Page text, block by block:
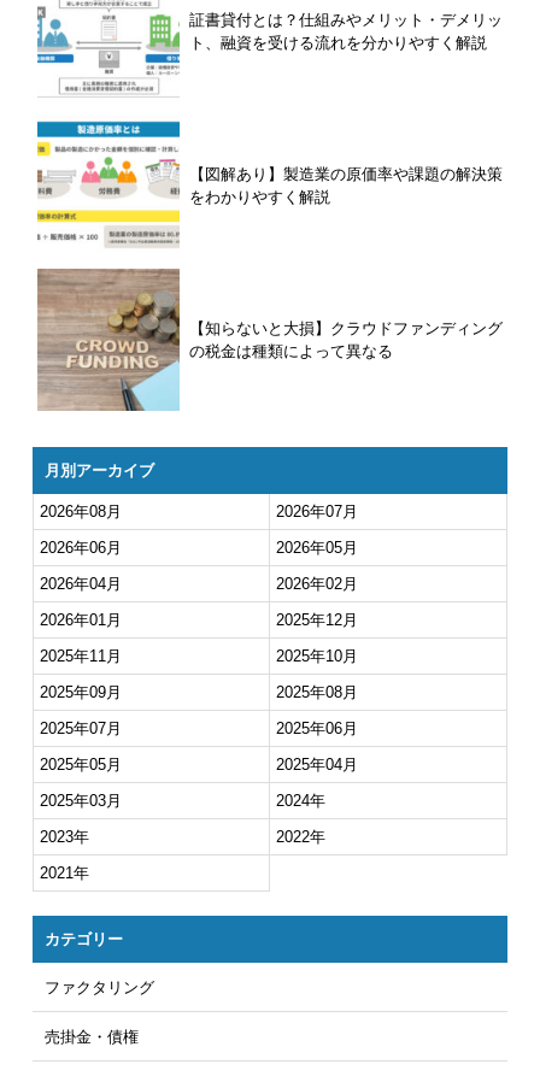
証書貸付とは？仕組みやメリット・デメリッ
ト、融資を受ける流れを分かりやすく解説
【図解あり】製造業の原価率や課題の解決策
をわかりやすく解説
【知らないと大損】クラウドファンディング
の税金は種類によって異なる
月別アーカイブ
2026年08月
2026年07月
2026年06月
2026年05月
2026年04月
2026年02月
2026年01月
2025年12月
2025年11月
2025年10月
2025年09月
2025年08月
2025年07月
2025年06月
2025年05月
2025年04月
2025年03月
2024年
2023年
2022年
2021年
カテゴリー
ファクタリング
売掛金・債権